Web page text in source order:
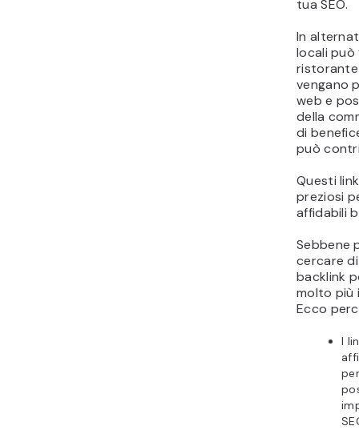
tua SEO.
In
locali può
ristorante
vengano
web e
della
di
può
Questi
preziosi
affidabili
Sebbene
cercare
backlink
molto più
Ecco
I